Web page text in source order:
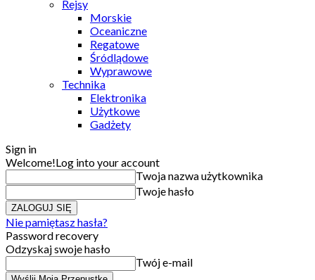
Rejsy
Morskie
Oceaniczne
Regatowe
Śródlądowe
Wyprawowe
Technika
Elektronika
Użytkowe
Gadżety
Sign in
Welcome!Log into your account
Twoja nazwa użytkownika
Twoje hasło
Nie pamiętasz hasła?
Password recovery
Odzyskaj swoje hasło
Twój e-mail